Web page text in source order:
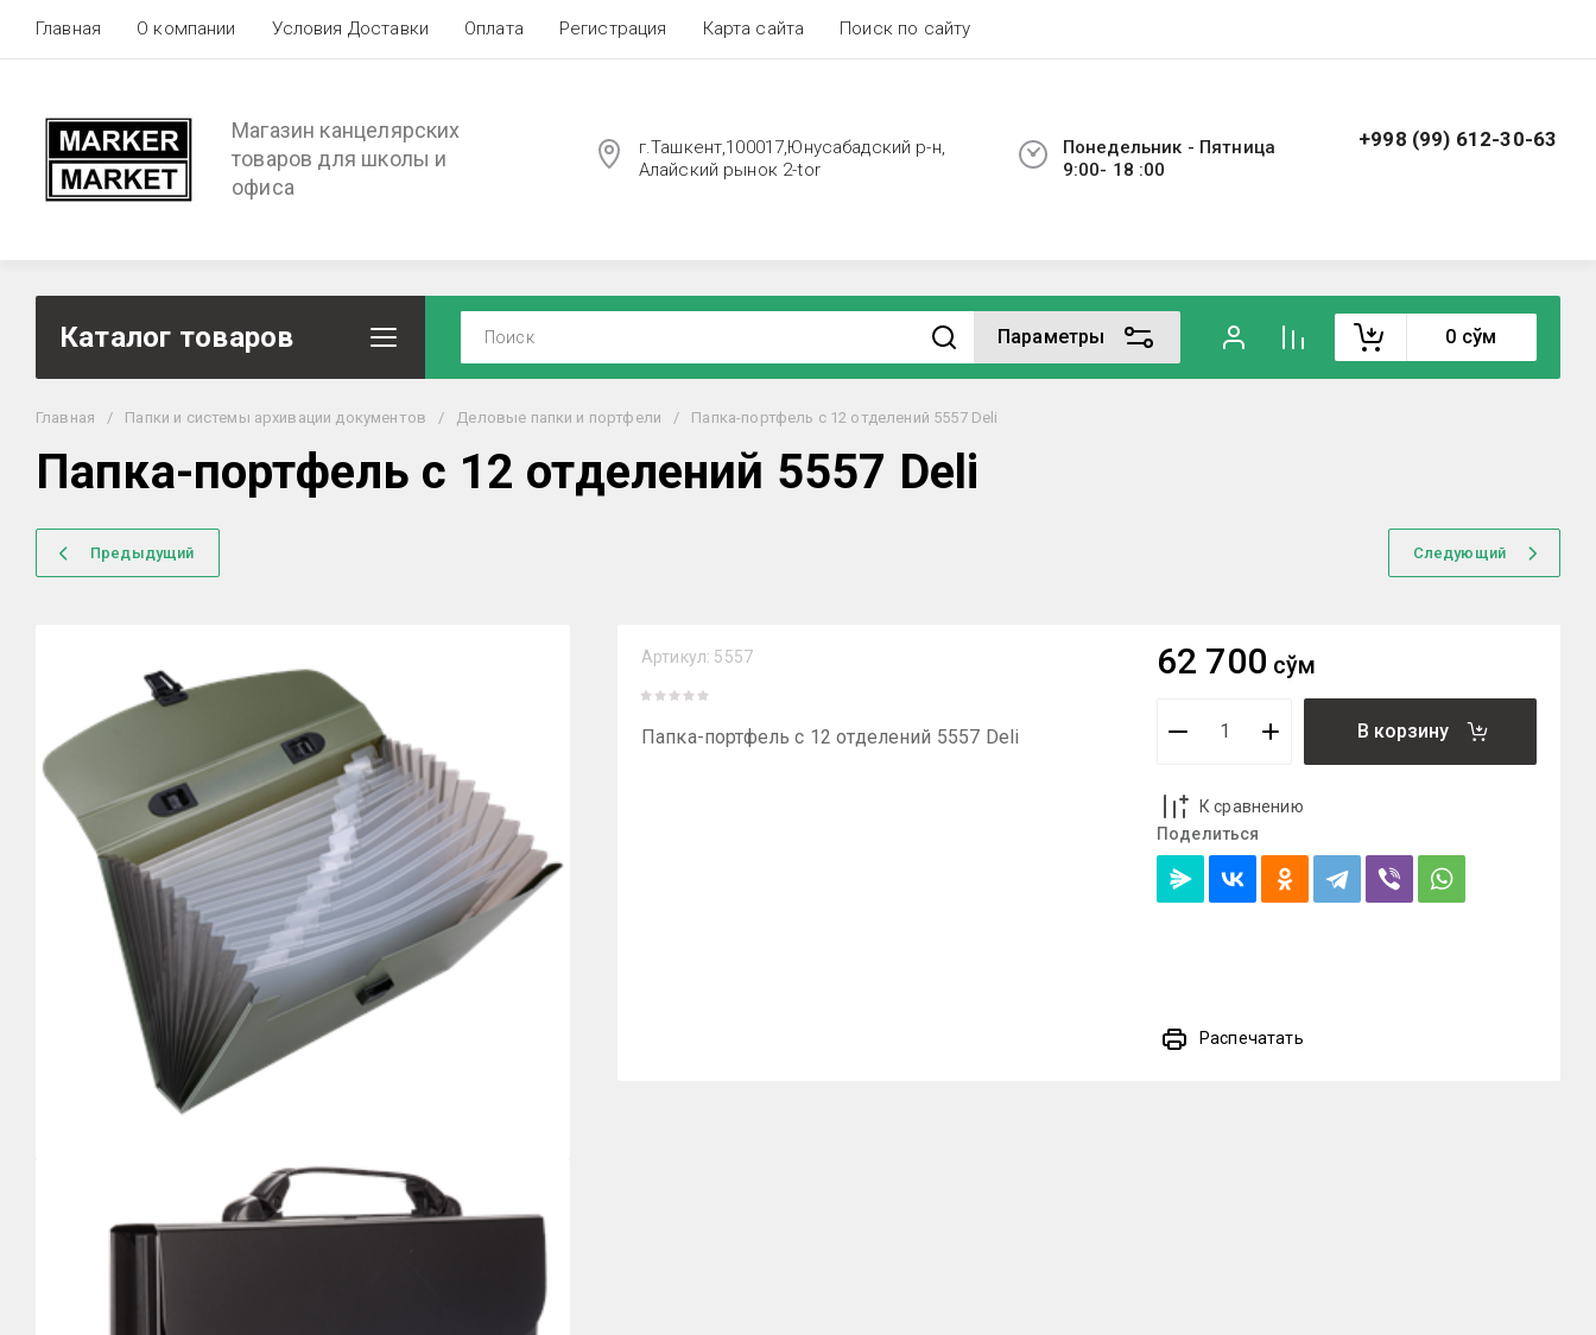
Главная О компании Условия Доставки Оплата Регистрация Карта сайта Поиск по сайту
Магазин канцелярских
товаров для школы и
офиса
г.Ташкент,100017,Юнусабадский р-н,
Алайский рынок 2-tor
Понедельник - Пятница
9:00- 18 :00
+998 (99) 612-30-63
Каталог товаров Параметры 0 сўм
Главная / Папки и системы архивации документов / Деловые папки и портфели / Папка-портфель с 12 отделений 5557 Deli
Папка-портфель с 12 отделений 5557 Deli
Предыдущий Следующий
Артикул: 5557
Папка-портфель с 12 отделений 5557 Deli
62 700 сўм
В корзину
К сравнению
Поделиться
Распечатать